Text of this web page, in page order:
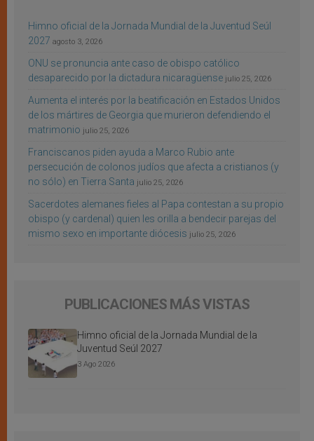
Himno oficial de la Jornada Mundial de la Juventud Seúl
2027 agosto 3, 2026
ONU se pronuncia ante caso de obispo católico
desaparecido por la dictadura nicaragüense julio 25, 2026
Aumenta el interés por la beatificación en Estados Unidos
de los mártires de Georgia que murieron defendiendo el
matrimonio julio 25, 2026
Franciscanos piden ayuda a Marco Rubio ante
persecución de colonos judíos que afecta a cristianos (y
no sólo) en Tierra Santa julio 25, 2026
Sacerdotes alemanes fieles al Papa contestan a su propio
obispo (y cardenal) quien les orilla a bendecir parejas del
mismo sexo en importante diócesis julio 25, 2026
PUBLICACIONES MÁS VISTAS
Himno oficial de la Jornada Mundial de la
Juventud Seúl 2027
3 Ago 2026